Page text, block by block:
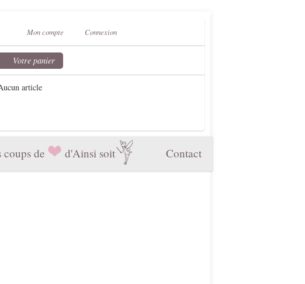
Mon compte Connexion
coups de d'Ainsi soit Contact
Votre panier
article